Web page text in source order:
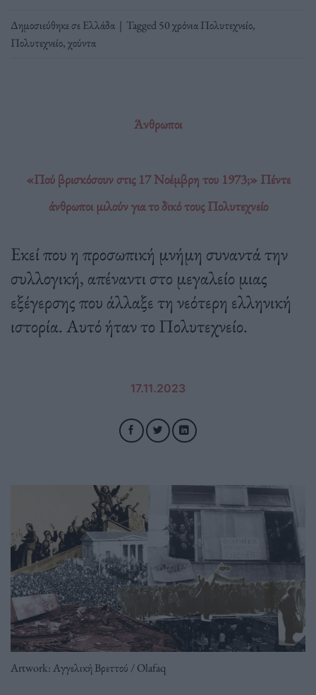
Δημοσιεύθηκε σεΕλλάδα | Tagged50 χρόνια Πολυτεχνείο,
Πολυτεχνείο,χούντα
Άνθρωποι
«Πού βρισκόσουν στις 17 Νοέμβρη του 1973;» Πέντε
άνθρωποι μιλούν για το δικό τους Πολυτεχνείο
Εκεί που η προσωπική μνήμη συναντά την
συλλογική, απέναντι στο μεγαλείο μιας
εξέγερσης που άλλαξε τη νεότερη ελληνική
ιστορία. Αυτό ήταν το Πολυτεχνείο.
17.11.2023
Artwork: Αγγελική Βρεττού / Olafaq